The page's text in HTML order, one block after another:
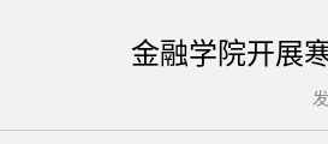
金融学院开展